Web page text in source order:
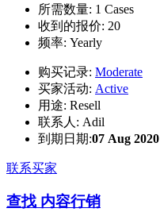
所需数量: 1 Cases
收到的报价: 20
频率: Yearly
购买记录: Moderate
买家活动: Active
用途: Resell
联系人: Adil
到期日期:07 Aug 2020
联系买家
查找 内容行销